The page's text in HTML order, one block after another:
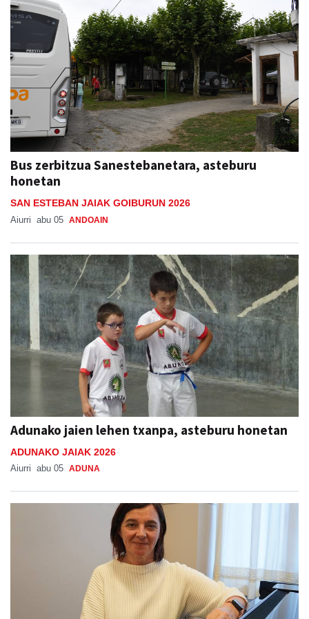
Bus zerbitzua Sanestebanetara, asteburu
honetan
SAN ESTEBAN JAIAK GOIBURUN 2026
Aiurri abu 05 ANDOAIN
Adunako jaien lehen txanpa, asteburu honetan
ADUNAKO JAIAK 2026
Aiurri abu 05 ADUNA